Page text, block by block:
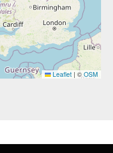
Leaflet | © OSM